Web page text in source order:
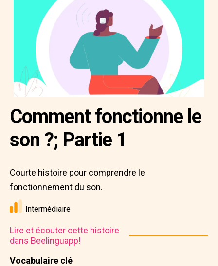
Vocabulaire clé
Comment fonctionne le
son ?; Partie 1
Courte histoire pour comprendre le
fonctionnement du son.
Intermédiaire
Lire et écouter cette histoire
dans Beelinguapp!